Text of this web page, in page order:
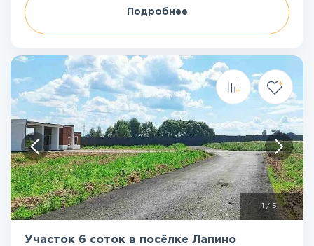
Подробнее
1 / 5
Участок 6 соток в посёлке Лапино